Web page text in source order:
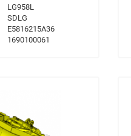
LG958L
SDLG
E5816215A36
1690100061